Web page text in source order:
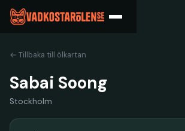
← Tillbaka till ölkartan
Sabai Soong
Stockholm